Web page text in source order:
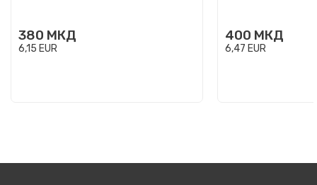
380 МКД
6,15 EUR
400 МКД
6,47 EUR